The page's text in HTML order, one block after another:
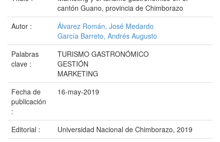
cantón Guano, provincia de Chimborazo
Autor :
Álvarez Román, José Medardo
García Barreto, Andrés Augusto
Palabras
clave :
TURISMO GASTRONÓMICO
GESTIÓN
MARKETING
Fecha de
publicación
:
16-may-2019
Editorial :
Universidad Nacional de Chimborazo, 2019